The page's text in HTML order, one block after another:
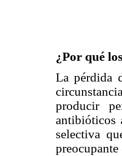
¿Por qué
La pérdida
producir
antibióticos
selectiva